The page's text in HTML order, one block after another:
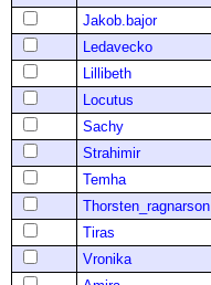
Jakob.bajor
Ledavecko
Lillibeth
Locutus
Sachy
Strahimir
Temha
Thorsten_ragnarson
Tiras
Vronika